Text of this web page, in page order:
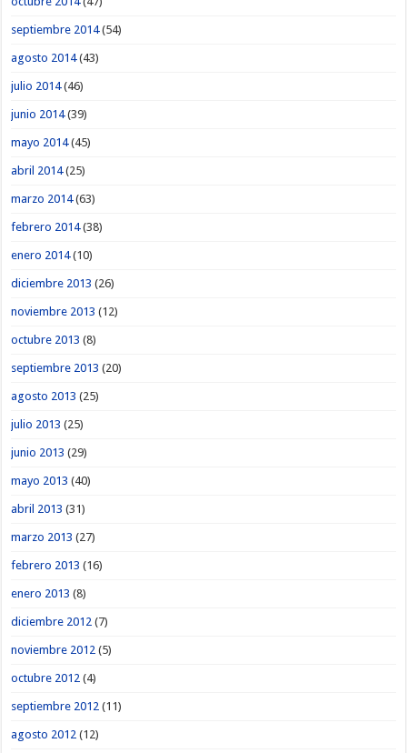
septiembre 2014(54)
agosto 2014(43)
julio 2014(46)
junio 2014(39)
mayo 2014(45)
abril 2014(25)
marzo 2014(63)
febrero 2014(38)
enero 2014(10)
diciembre 2013 (26)
noviembre 2013 (12)
octubre 2013 (8)
septiembre 2013 (20)
agosto 2013 (25)
julio 2013 (25)
junio 2013 (29)
mayo 2013 (40)
abril 2013 (31)
marzo 2013 (27)
febrero 2013 (16)
enero 2013 (8)
diciembre 2012 (7)
noviembre 2012 (5)
octubre 2012 (4)
septiembre 2012 (11)
agosto 2012 (12)